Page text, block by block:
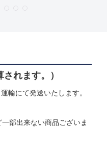
れます。）
輸にて発送いたします。
一部出来ない商品ございま